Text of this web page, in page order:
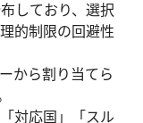
しており、選択
的制限の回避性
から割り当てら
対応国」「スル